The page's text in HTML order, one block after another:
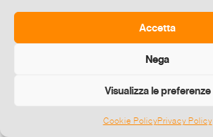
Accetta
Nega
Visualizza le preferenze
Cookie PolicyPrivacy Policy
©2026 E-zine